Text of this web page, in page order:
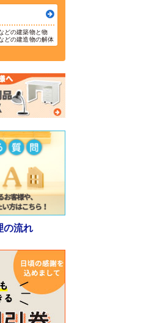
どの建築物と物
どの建造物の解体